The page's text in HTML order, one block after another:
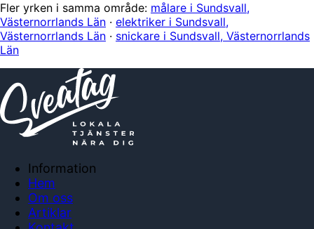
Fler yrken i samma område: målare i Sundsvall,
Västernorrlands Län · elektriker i Sundsvall,
Västernorrlands Län · snickare i Sundsvall, Västernorrlands
Län
Information
Hem
Om oss
Artiklar